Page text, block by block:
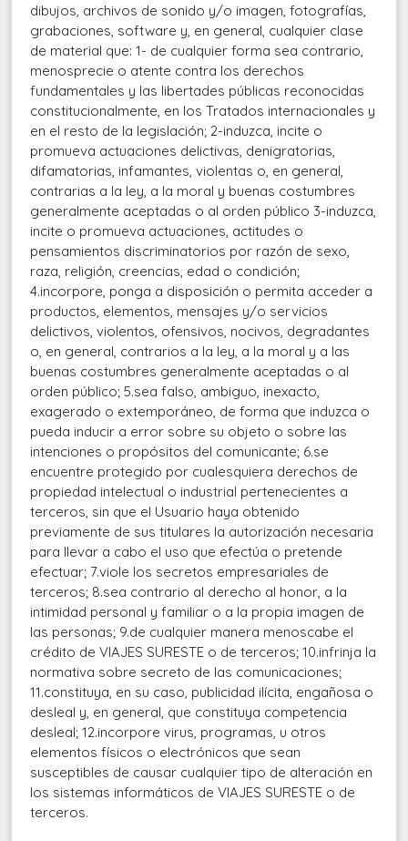
dibujos, archivos de sonido y/o imagen, fotografías,
grabaciones, software y, en general, cualquier clase
de material que: 1- de cualquier forma sea contrario,
menosprecie o atente contra los derechos
fundamentales y las libertades públicas reconocidas
constitucionalmente, en los Tratados internacionales y
en el resto de la legislación; 2-induzca, incite o
promueva actuaciones delictivas, denigratorias,
difamatorias, infamantes, violentas o, en general,
contrarias a la ley, a la moral y buenas costumbres
generalmente aceptadas o al orden público 3-induzca,
incite o promueva actuaciones, actitudes o
pensamientos discriminatorios por razón de sexo,
raza, religión, creencias, edad o condición;
4.incorpore, ponga a disposición o permita acceder a
productos, elementos, mensajes y/o servicios
delictivos, violentos, ofensivos, nocivos, degradantes
o, en general, contrarios a la ley, a la moral y a las
buenas costumbres generalmente aceptadas o al
orden público; 5.sea falso, ambiguo, inexacto,
exagerado o extemporáneo, de forma que induzca o
pueda inducir a error sobre su objeto o sobre las
intenciones o propósitos del comunicante; 6.se
encuentre protegido por cualesquiera derechos de
propiedad intelectual o industrial pertenecientes a
terceros, sin que el Usuario haya obtenido
previamente de sus titulares la autorización necesaria
para llevar a cabo el uso que efectúa o pretende
efectuar; 7.viole los secretos empresariales de
terceros; 8.sea contrario al derecho al honor, a la
intimidad personal y familiar o a la propia imagen de
las personas; 9.de cualquier manera menoscabe el
crédito de VIAJES SURESTE o de terceros; 10.infrinja la
normativa sobre secreto de las comunicaciones;
11.constituya, en su caso, publicidad ilícita, engañosa o
desleal y, en general, que constituya competencia
desleal; 12.incorpore virus, programas, u otros
elementos físicos o electrónicos que sean
susceptibles de causar cualquier tipo de alteración en
los sistemas informáticos de VIAJES SURESTE o de
terceros.